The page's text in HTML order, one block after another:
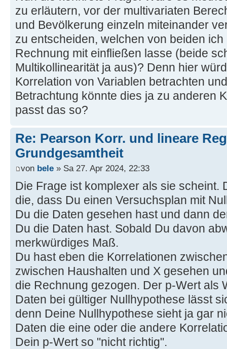
zu erläutern, vor der multivariaten
und Bevölkerung einzeln miteinander
zu entscheiden, welchen von beiden
Rechnung mit einfließen lasse (beide
Multikollinearität ja aus)? Denn hier
Korrelation von Variablen betrachten
Betrachtung könnte dies ja zu anderen
passt das so?
Re: Pearson Korr. und lineare
Grundgesamtheit
von bele » Sa 27. Apr 2024, 22:33
Die Frage ist komplexer als sie scheint.
die, dass Du einen Versuchsplan mit
Du die Daten gesehen hast und dann
Du die Daten hast. Sobald Du davon
merkwürdiges Maß.
Du hast eben die Korrelationen
zwischen Haushalten und X gesehen
die Rechnung gezogen. Der p-Wert als
Daten bei gültiger Nullhypothese lässt
denn Deine Nullhypothese sieht ja gar
Daten die eine oder die andere
Dein p-Wert so "nicht richtig".